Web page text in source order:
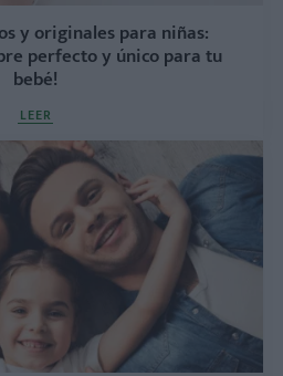
y originales para niñas:
perfecto y único para tu
bebé!
LEER